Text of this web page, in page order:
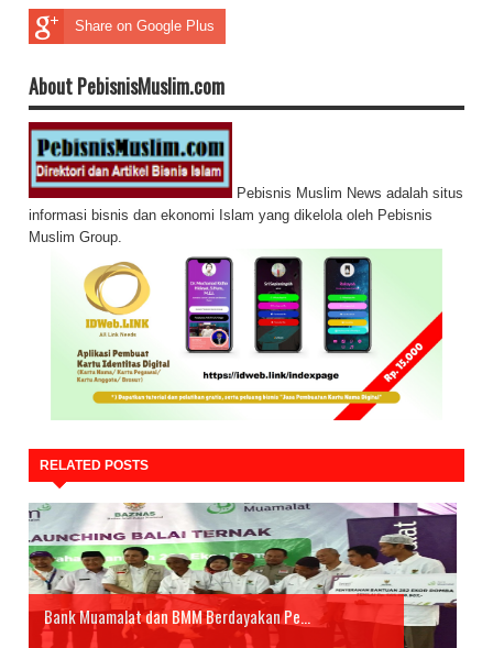
Share on Google Plus
About PebisnisMuslim.com
Pebisnis Muslim News adalah situs
informasi bisnis dan ekonomi Islam yang dikelola oleh Pebisnis
Muslim Group.
RELATED POSTS
Bank Muamalat dan BMM Berdayakan Pe...